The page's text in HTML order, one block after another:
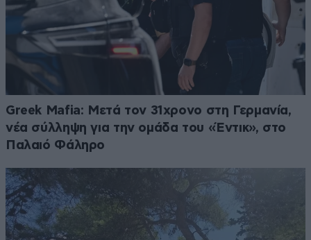
Greek Mafia: Μετά τον 31χρονο στη Γερμανία,
νέα σύλληψη για την ομάδα του «Έντικ», στο
Παλαιό Φάληρο